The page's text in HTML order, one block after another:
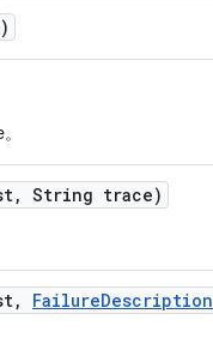
, String trace)
, FailureDescription